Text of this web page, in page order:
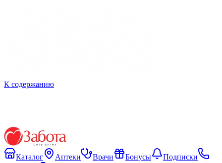
К содержанию
Каталог Аптеки Врачи Бонусы
Подписки